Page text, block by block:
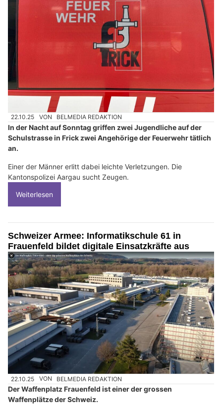
22.10.25 VON BELMEDIA REDAKTION
In der Nacht auf Sonntag griffen zwei Jugendliche auf der
Schulstrasse in Frick zwei Angehörige der Feuerwehr tätlich
an.
Einer der Männer erlitt dabei leichte Verletzungen. Die
Kantonspolizei Aargau sucht Zeugen.
Weiterlesen
Schweizer Armee: Informatikschule 61 in
Frauenfeld bildet digitale Einsatzkräfte aus
22.10.25 VON BELMEDIA REDAKTION
Der Waffenplatz Frauenfeld ist einer der grossen
Waffenplätze der Schweiz.